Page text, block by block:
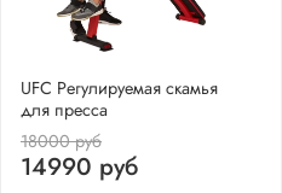
UFC Регулируемая скамья
для пресса
18000 руб
14990 руб